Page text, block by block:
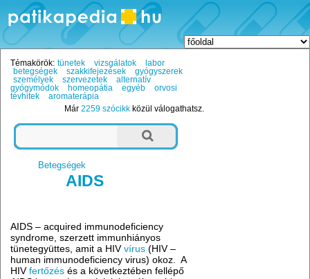
Témakörök: tünetek vizsgálatok
labor
betegségek
szakkifejezések
gyógyszerek
személyek
szervezetek
alternatív
gyógymódok
homeopátia egyéb
orvosi
tévhitek
aromaterápia
Már2259 szócikk közül válogathatsz.
Betegségek
AIDS
AIDS – acquired immunodeficiency
syndrome, szerzett immunhiányos
tünetegyüttes, amit a HIVvírus (HIV –
human immunodeficiency virus) okoz. A
HIVfertőzés és a következtében fellépő